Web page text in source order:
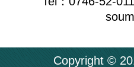
Copyright ©